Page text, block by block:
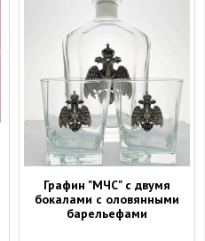
Графин "МЧС" с двумя
бокалами с оловянными
барельефами